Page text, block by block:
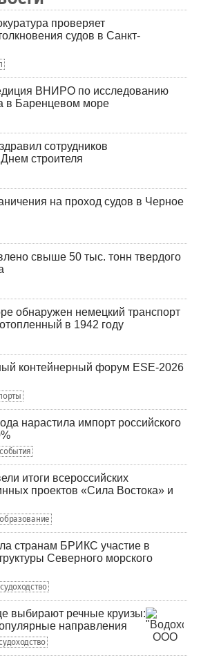
проверяет
судов в Санкт-
ВНИРО по исследованию
в Баренцевом море
сотрудников
строителя
на проход судов в Черное
свыше 50 тыс. тонн твердого
обнаружен немецкий транспорт
в 1942 году
контейнерный форум ESE-2026
нарастила импорт российского
события
итоги всероссийских
проектов «Сила Востока» и
образование
странам БРИКС участие в
Северного морского
судоходство
выбирают речные круизы:
направления